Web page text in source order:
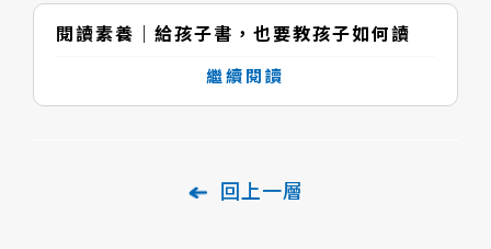
閱讀素養｜給孩子書，也要教孩子如何讀
繼續閱讀
回上一層